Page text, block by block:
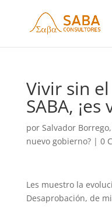
Vivir sin
SABA,
por Salvador
nuevo gobierno?| 0
Les muestro la
Desaprobación, de